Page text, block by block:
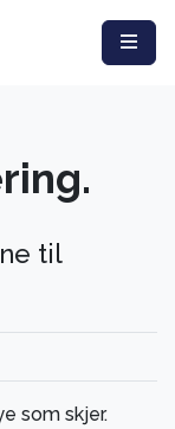
til
som skjer.